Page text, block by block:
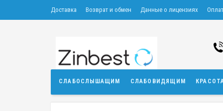
Доставка Возврат и обмен Данные о лицензиях
СЛАБОСЛЫШАЩИМ СЛАБОВИДЯЩИМ